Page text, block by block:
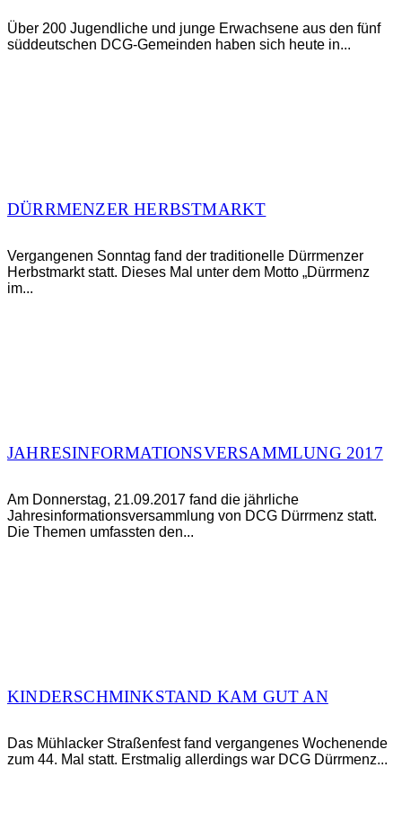
Über 200 Jugendliche und junge Erwachsene aus den fünf
süddeutschen DCG-Gemeinden haben sich heute in...
DÜRRMENZER HERBSTMARKT
Vergangenen Sonntag fand der traditionelle Dürrmenzer
Herbstmarkt statt. Dieses Mal unter dem Motto „Dürrmenz
im...
JAHRESINFORMATIONSVERSAMMLUNG 2017
Am Donnerstag, 21.09.2017 fand die jährliche
Jahresinformationsversammlung von DCG Dürrmenz statt.
Die Themen umfassten den...
KINDERSCHMINKSTAND KAM GUT AN
Das Mühlacker Straßenfest fand vergangenes Wochenende
zum 44. Mal statt. Erstmalig allerdings war DCG Dürrmenz...